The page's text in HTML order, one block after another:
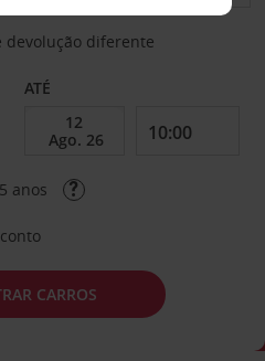
devolução diferente
ATÉ
anos
CARROS